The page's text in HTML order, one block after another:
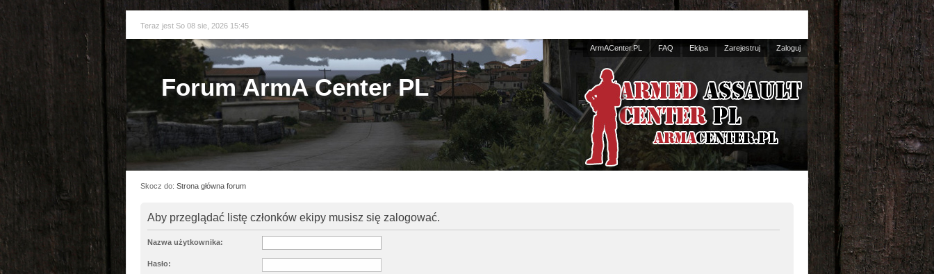
Teraz jest So 08 sie, 2026 15:45
ArmACenter.PL FAQ Ekipa Zarejestruj Zaloguj
Forum ArmA Center PL
Skocz do: Strona główna forum
Aby przeglądać listę członków ekipy musisz się zalogować.
Nazwa użytkownika:
Hasło: